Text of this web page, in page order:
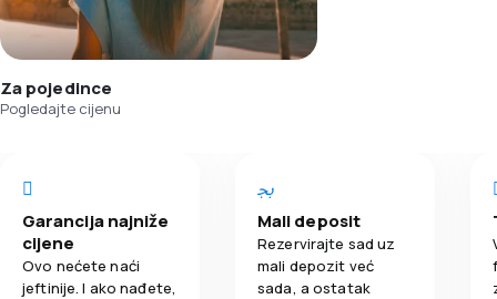
Za pojedince
Pogledajte cijenu
Garancija najniže
cijene
Ovo nećete naći
jeftinije. I ako nađete,
Mali deposit
Rezervirajte sad uz
mali depozit već
sada, a ostatak